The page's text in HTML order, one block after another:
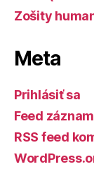
Zošity
Meta
Prihlásiť sa
Feed
RSS feed